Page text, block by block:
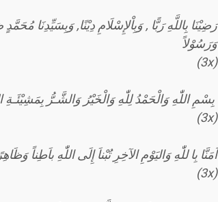
رَضِيْنَا بِاللَّهِ رَبًّا , وَبِاْلإِسْلَامِ دِيْنًا, وَبِسَيِّدِنَا
وَرَسُوْلاً
(3x)
(3x)
آمَنَّا بِا للّٰهِ وَاليَوْمِ الآخِرِ تُبْناَ إِلَى اللّٰهِ باَطِناً
(3x)